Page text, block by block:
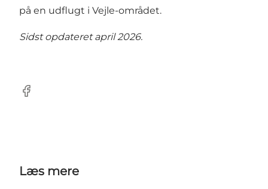
på en udflugt i Vejle-området.
Sidst opdateret april 2026.
Facebook
Læs mere